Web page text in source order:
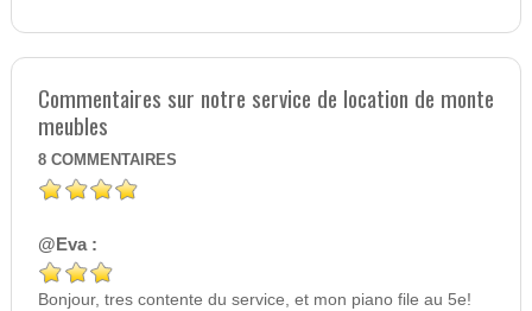
Commentaires sur notre service de location de monte
meubles
8 COMMENTAIRES
@Eva :
Bonjour, tres contente du service, et mon piano file au 5e!